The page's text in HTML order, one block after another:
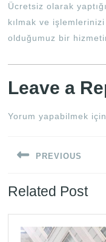
Ücretsiz olarak
kılmak ve
olduğumuz bir
Leave a
Yorum yapabilmek
gezinmesi
PREVIOUS
post:
Related Post